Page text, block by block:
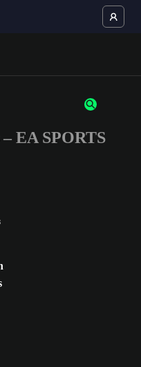
lub cyfry.
EA SPORTS